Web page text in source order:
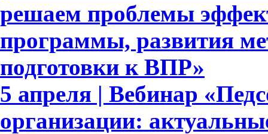
решаем проблемы
программы, развития
подготовки к ВПР»
5 апреля | Вебинар
организации: